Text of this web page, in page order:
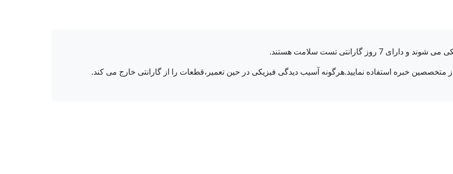
گارانتی تست سلامت هستند.
خبره استفاده نمایید.هرگونه آسیب دیدگی فیزیکی در حین تعمیر،قطعات را از گارانتی خارج می کند.